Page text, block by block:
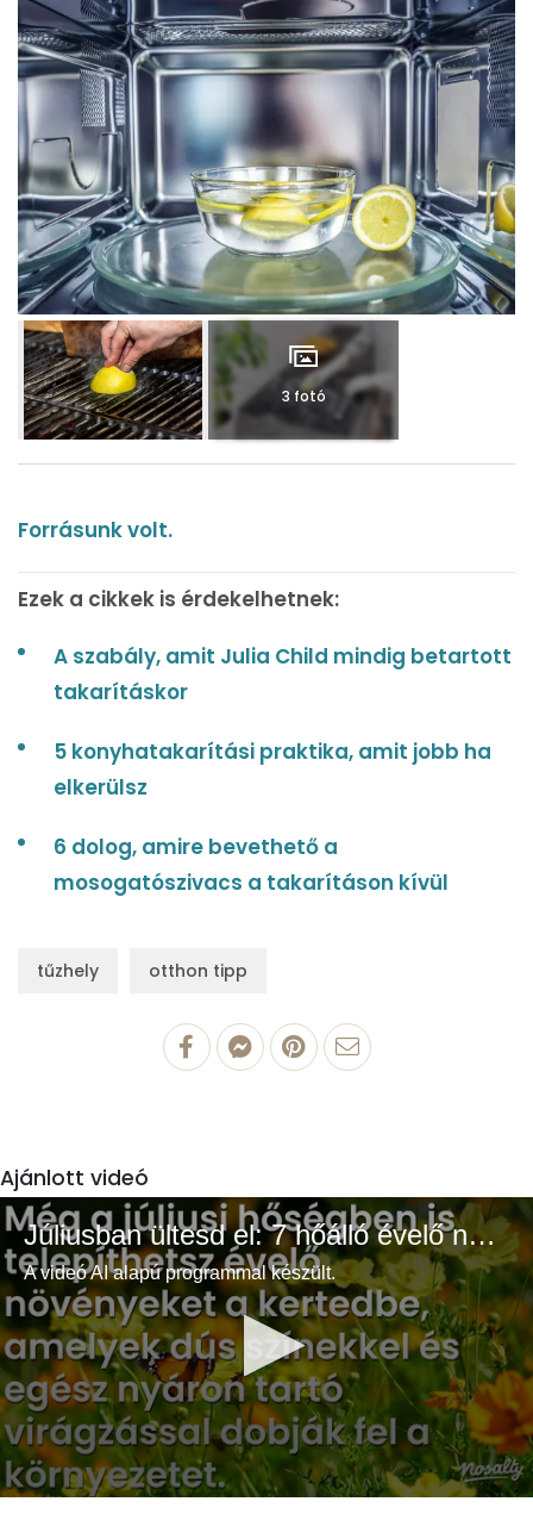
3 fotó
Forrásunk volt.
Ezek a cikkek is érdekelhetnek:
A szabály, amit Julia Child mindig betartott
takarításkor
5 konyhatakarítási praktika, amit jobb ha
elkerülsz
6 dolog, amire bevethető a
mosogatószivacs a takarításon kívül
tűzhely otthon tipp
Ajánlott videó
Júliusban ültesd el: 7 hőálló évelő növény a színes és buja kertért
A videó AI alapú programmal készült.